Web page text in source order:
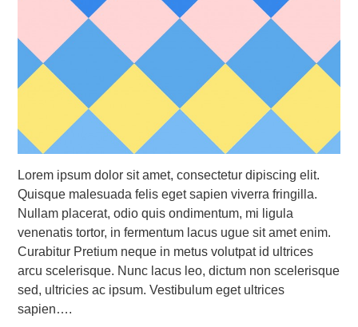
Lorem ipsum dolor sit amet, consectetur dipiscing elit.
Quisque malesuada felis eget sapien viverra fringilla.
Nullam placerat, odio quis ondimentum, mi ligula
venenatis tortor, in fermentum lacus ugue sit amet enim.
Curabitur Pretium neque in metus volutpat id ultrices
arcu scelerisque. Nunc lacus leo, dictum non scelerisque
sed, ultricies ac ipsum. Vestibulum eget ultrices
sapien….